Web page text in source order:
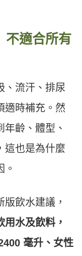
不適合所有
、流汗、排尿
適時補充。然
齡、體型、
這也是為什麼
飲水建議，
水及飲料，
毫升、女性